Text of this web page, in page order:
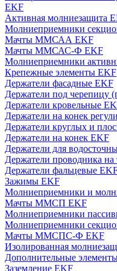
EKF
Активная молниезащита
Молниеприемники
Мачты ММСАА EKF
Мачты ММСАС-Ф EKF
Молниеприемники
Крепежные элементы EKF
Держатели фасадные EKF
Держатели под черепицу
Держатели кровельные
Держатели на конек
Держатели круглых и
Держатели на конек EKF
Держатели для
Держатели проводника на
Держатели фальцевые
Зажимы EKF
Молниеприемники и
Мачты ММСП EKF
Молниеприемники
Молниеприемники
Мачты ММСПС-Ф EKF
Изолированная
Дополнительные
Заземление EKF